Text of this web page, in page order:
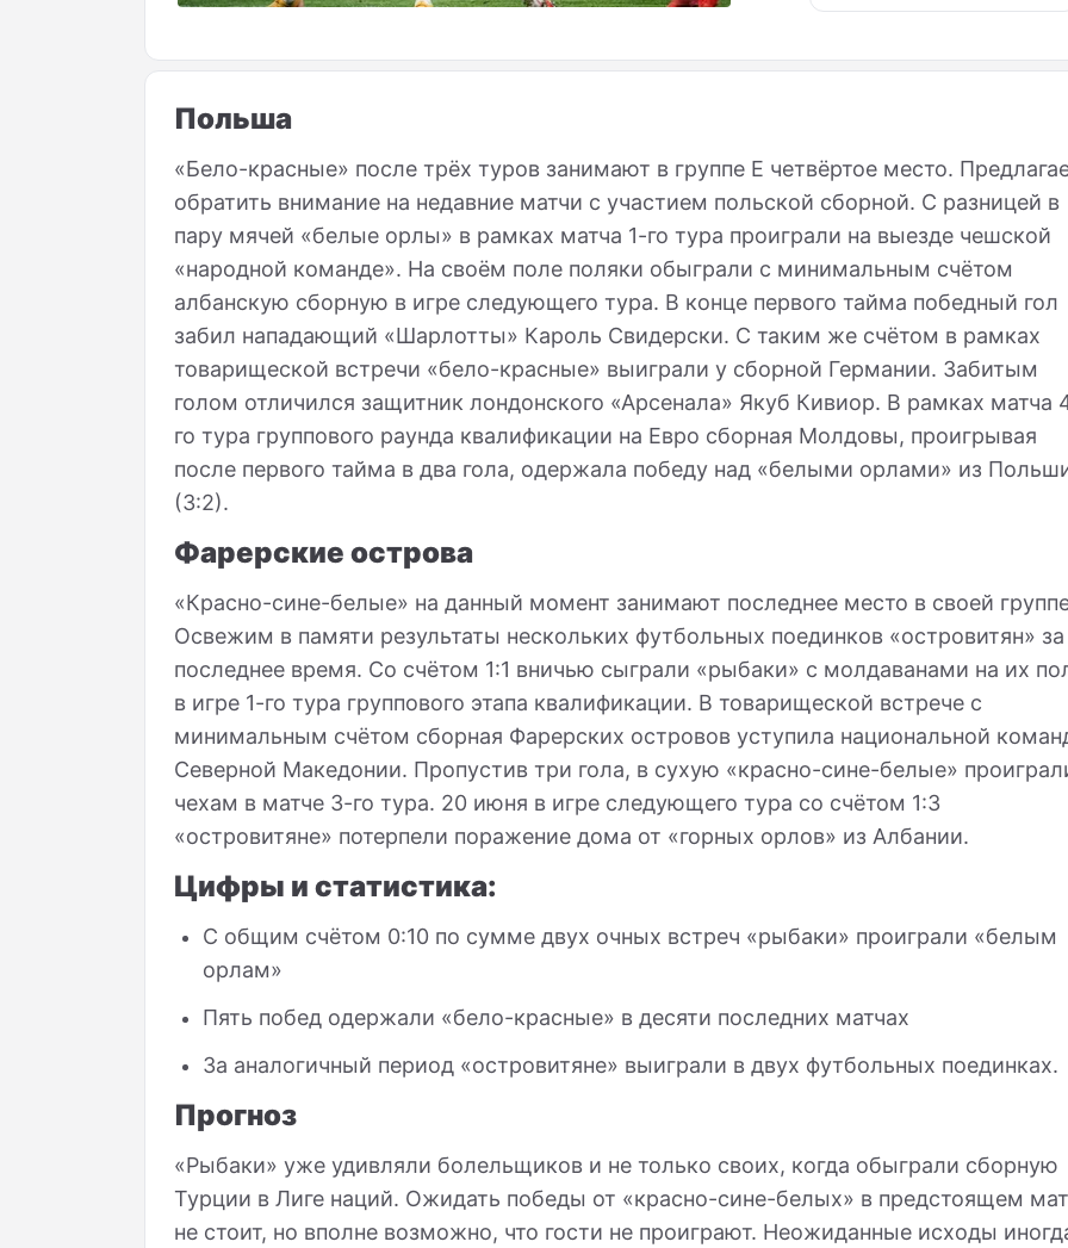
Польша
«Бело-красные» после трёх туров занимают в группе E четвёртое место.
обратить внимание на недавние матчи с участием польской сборной. С разницей в
пару мячей «белые орлы» в рамках матча 1-го тура проиграли на выезде чешской
«народной команде». На своём поле поляки обыграли с минимальным счётом
албанскую сборную в игре следующего тура. В конце первого тайма победный гол
забил нападающий «Шарлотты» Кароль Свидерски. С таким же счётом в рамках
товарищеской встречи «бело-красные» выиграли у сборной Германии. Забитым
голом отличился защитник лондонского «Арсенала» Якуб Кивиор. В рамках матча
го тура группового раунда квалификации на Евро сборная Молдовы, проигрывая
после первого тайма в два гола, одержала победу над «белыми орлами» из
(3:2).
Фарерские острова
«Красно-сине-белые» на данный момент занимают последнее место в своей
Освежим в памяти результаты нескольких футбольных поединков «островитян» за
последнее время. Со счётом 1:1 вничью сыграли «рыбаки» с молдаванами на их
в игре 1-го тура группового этапа квалификации. В товарищеской встрече с
минимальным счётом сборная Фарерских островов уступила национальной
Северной Македонии. Пропустив три гола, в сухую «красно-сине-белые»
чехам в матче 3-го тура. 20 июня в игре следующего тура со счётом 1:3
«островитяне» потерпели поражение дома от «горных орлов» из Албании.
Цифры и статистика:
С общим счётом 0:10 по сумме двух очных встреч «рыбаки» проиграли «белым
орлам»
Пять побед одержали «бело-красные» в десяти последних матчах
За аналогичный период «островитяне» выиграли в двух футбольных поединках.
Прогноз
«Рыбаки» уже удивляли болельщиков и не только своих, когда обыграли сборную
Турции в Лиге наций. Ожидать победы от «красно-сине-белых» в предстоящем
не стоит, но вполне возможно, что гости не проиграют. Неожиданные исходы